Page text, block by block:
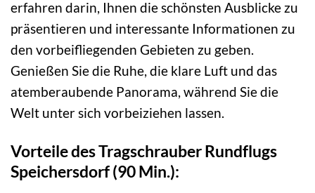
erfahren darin, Ihnen die schönsten Ausblicke zu
präsentieren und interessante Informationen zu
den vorbeifliegenden Gebieten zu geben.
Genießen Sie die Ruhe, die klare Luft und das
atemberaubende Panorama, während Sie die
Welt unter sich vorbeiziehen lassen.
Vorteile des Tragschrauber Rundflugs
Speichersdorf (90 Min.):